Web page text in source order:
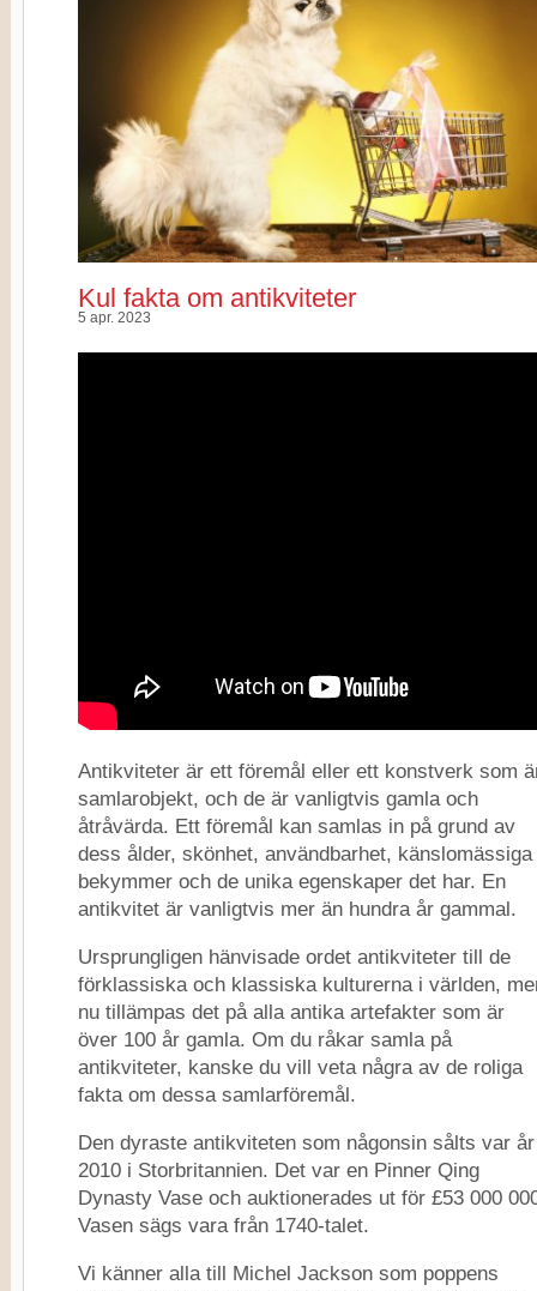
Kul fakta om antikviteter
5 apr. 2023
Antikviteter är ett föremål eller ett konstverk som
samlarobjekt, och de är vanligtvis gamla och
åtråvärda. Ett föremål kan samlas in på grund av
dess ålder, skönhet, användbarhet, känslomässiga
bekymmer och de unika egenskaper det har. En
antikvitet är vanligtvis mer än hundra år gammal.
Ursprungligen hänvisade ordet antikviteter till de
förklassiska och klassiska kulturerna i världen,
nu tillämpas det på alla antika artefakter som är
över 100 år gamla. Om du råkar samla på
antikviteter, kanske du vill veta några av de roliga
fakta om dessa samlarföremål.
Den dyraste antikviteten som någonsin sålts var år
2010 i Storbritannien. Det var en Pinner Qing
Dynasty Vase och auktionerades ut för £53 000
Vasen sägs vara från 1740-talet.
Vi känner alla till Michel Jackson som poppens